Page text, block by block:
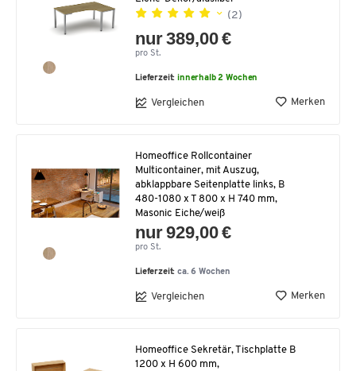
(2)
nur 389,00 €
pro St.
Lieferzeit:innerhalb 2 Wochen
Vergleichen Merken
Homeoffice Rollcontainer
Multicontainer, mit Auszug,
abklappbare Seitenplatte links, B
480-1080 x T 800 x H 740 mm,
Masonic Eiche/weiß
nur 929,00 €
pro St.
Lieferzeit:ca. 6 Wochen
Vergleichen Merken
Homeoffice Sekretär, Tischplatte B
1200 x H 600 mm,